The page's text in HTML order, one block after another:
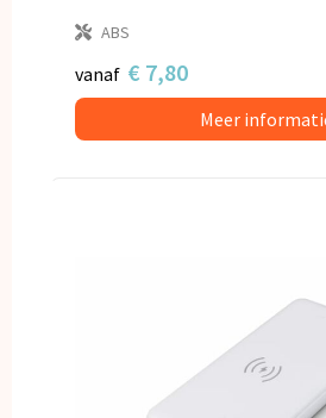
ABS
vanaf € 7,80
Meer